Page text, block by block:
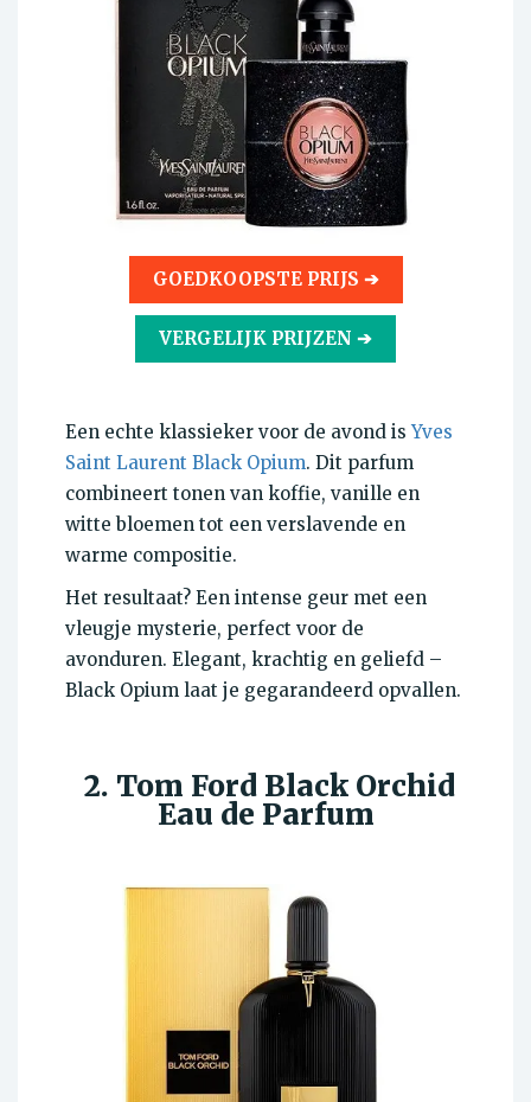
GOEDKOOPSTE PRIJS ➔
VERGELIJK PRIJZEN ➔
Een echte klassieker voor de avond isYves
Saint Laurent Black Opium. Dit parfum
combineert tonen van koffie, vanille en
witte bloemen tot een verslavende en
warme compositie.
Het resultaat? Een intense geur met een
vleugje mysterie, perfect voor de
avonduren. Elegant, krachtig en geliefd –
Black Opium laat je gegarandeerd opvallen.
2. Tom Ford Black Orchid
Eau de Parfum